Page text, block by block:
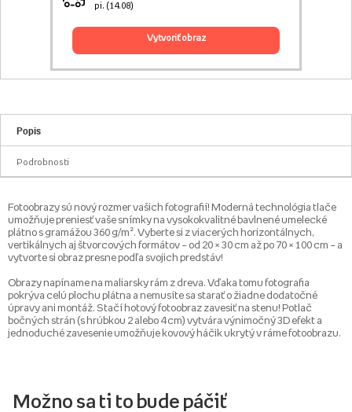
pi. (14.08)
vytvoriť obraz
Popis
Podrobnosti
Fotoobrazy sú nový rozmer vašich fotografií! Moderná technológia tlače
umožňuje preniesť vaše snímky na vysokokvalitné bavlnené umelecké
plátno s gramážou 360 g/m². Vyberte si z viacerých horizontálnych,
vertikálnych aj štvorcových formátov – od 20 × 30 cm až po 70 × 100 cm – a
vytvorte si obraz presne podľa svojich predstáv!
Obrazy napíname na maliarsky rám z dreva. Vďaka tomu fotografia
pokrýva celú plochu plátna a nemusíte sa starať o žiadne dodatočné
úpravy ani montáž. Stačí hotový fotoobraz zavesiť na stenu! Potlač
bočných strán (s hrúbkou 2 alebo 4 cm) vytvára výnimočný 3D efekt a
jednoduché zavesenie umožňuje kovový háčik ukrytý v ráme fotoobrazu.
Možno sa ti to bude páčiť